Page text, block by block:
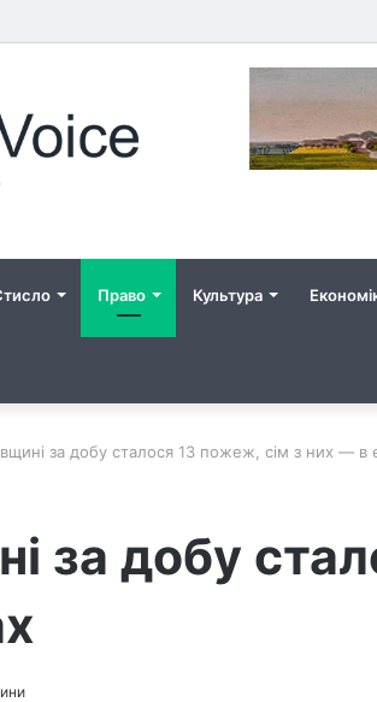
Право Культура
за добу сталося 13 пожеж, сім з них — в
за добу